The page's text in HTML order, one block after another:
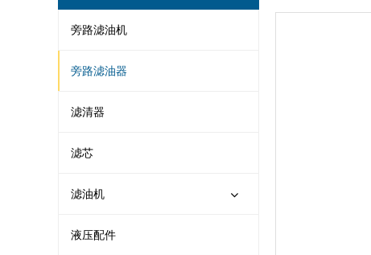
旁路滤油机
旁路滤油器
滤清器
滤芯
滤油机
液压配件